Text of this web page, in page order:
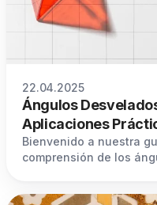
22.04.2025
Ángulos
Aplicaciones
Bienvenido a nuestra
comprensión de los